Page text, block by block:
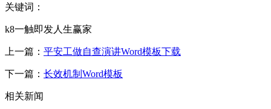
关键词：
k8一触即发人生赢家
上一篇： 平安工做自查演讲Word模板下载
下一篇： 长效机制Word模板
相关新闻